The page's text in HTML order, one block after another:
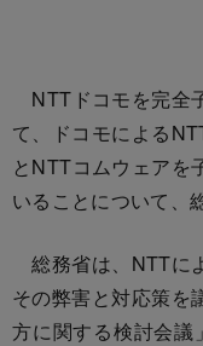
NTTドコモを完全
て、ドコモによる
とNTTコムウェアを
いることについて、
総務省は、NTTに
その弊害と対応策を
方に関する検討会議